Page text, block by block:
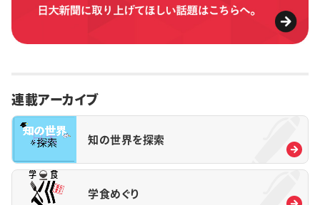
連載アーカイブ
知の世界を探索
学食めぐり